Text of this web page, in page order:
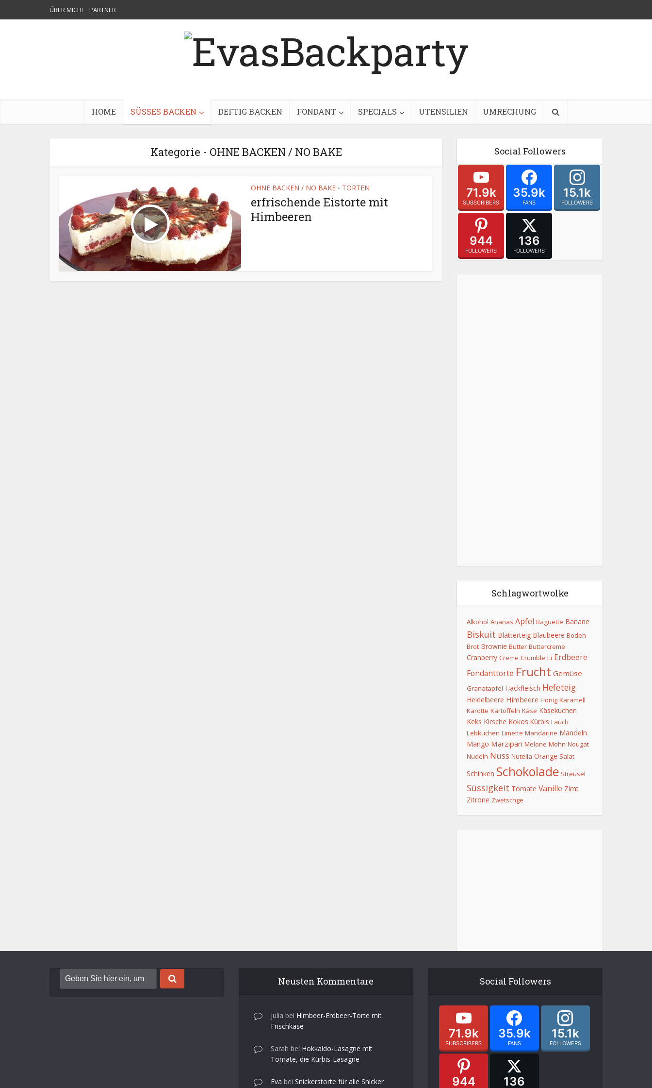
ÜBER MICH! PARTNER
HOME SÜSSES BACKEN DEFTIG BACKEN FONDANT SPECIALS UTENSILIEN UMRECHUNG
Kategorie - OHNE BACKEN / NO BAKE
OHNE BACKEN / NO BAKE • TORTEN
erfrischende Eistorte mit
Himbeeren
Social Followers
71.9k
SUBSCRIBERS
35.9k
FANS
15.1k
FOLLOWERS
944
FOLLOWERS
136
FOLLOWERS
Schlagwortwolke
Alkohol Ananas Apfel Baguette Banane
Biskuit Blätterteig Blaubeere Boden
Brot Brownie Butter Buttercreme
Cranberry Creme Crumble Ei Erdbeere
Fondanttorte Frucht Gemüse
Granatapfel Hackfleisch Hefeteig
Heidelbeere Himbeere Honig Karamell
Karotte Kartoffeln Käse Käsekuchen
Keks Kirsche Kokos Kürbis Lauch
Lebkuchen Limette Mandarine Mandeln
Mango Marzipan Melone Mohn Nougat
Nudeln Nuss Nutella Orange Salat
Schinken Schokolade Streusel
Süssigkeit Tomate Vanille Zimt
Zitrone Zwetschge
Neusten Kommentare
Julia bei Himbeer-Erdbeer-Torte mit
Frischkäse
Sarah bei Hokkaido-Lasagne mit
Tomate, die Kürbis-Lasagne
Eva bei Snickerstorte für alle Snicker
Social Followers
71.9k
SUBSCRIBERS
35.9k
FANS
15.1k
FOLLOWERS
944 136